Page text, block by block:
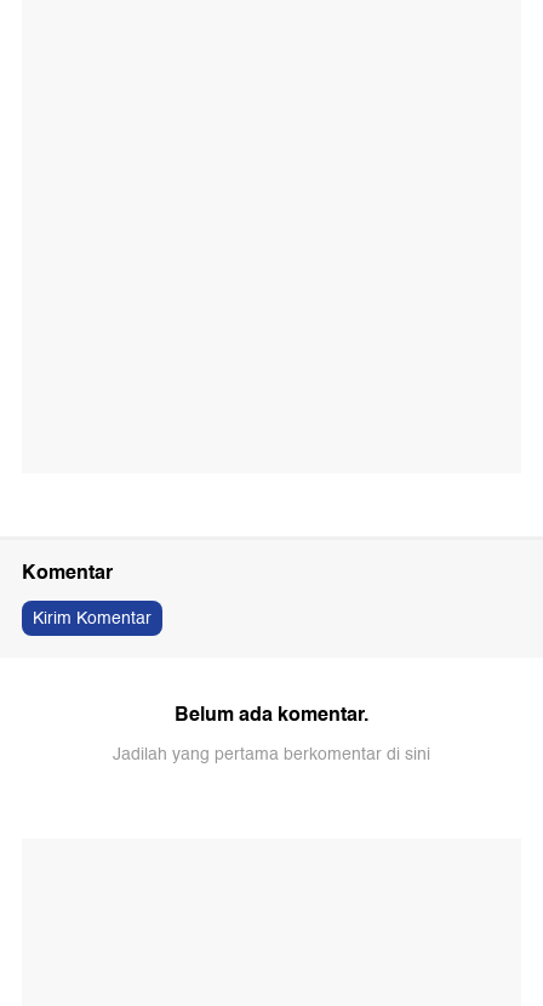
Komentar
Kirim Komentar
Belum ada komentar.
Jadilah yang pertama berkomentar di sini